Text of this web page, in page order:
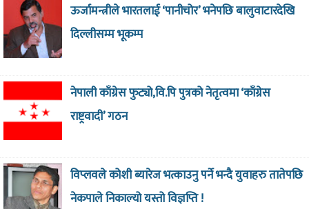
ऊर्जामन्त्रीले भारतलाई ‘पानीचोर’ भनेपछि बालुवाटारदेखि
दिल्लीसम्म भूकम्प
नेपाली काँग्रेस फुट्यो,वि.पि पुत्रको नेतृत्वमा ‘काँग्रेस
राष्ट्रवादी’ गठन
विप्लवले कोशी ब्यारेज भत्काउनु पर्ने भन्दै युवाहरु तातेपछि
नेकपाले निकाल्यो यस्तो विज्ञप्ति !